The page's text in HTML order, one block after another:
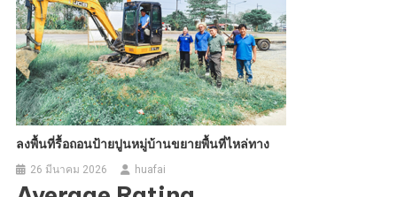
ลงพื้นที่รื้อถอนป้ายปูนหมู่บ้านขยายพื้นที่ไหล่ทาง
26 มีนาคม 2026 huafai